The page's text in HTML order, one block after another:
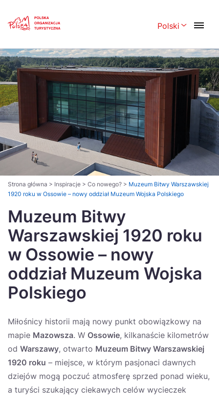
Polski
Polski English
Česká
Dansk Deutsch
Español Français
Italiano Magyar
Nederlands 日本語
Português Norsk
Україна
Zamknij
Strona główna > Inspiracje > Co nowego? > Muzeum Bitwy Warszawskiej
1920 roku w Ossowie – nowy oddział Muzeum Wojska Polskiego
Muzeum Bitwy
Warszawskiej 1920 roku
w Ossowie – nowy
oddział Muzeum Wojska
Polskiego
Miłośnicy historii mają nowy punkt obowiązkowy na
mapie Mazowsza. W Ossowie, kilkanaście kilometrów
od Warszawy, otwarto Muzeum Bitwy Warszawskiej
1920 roku – miejsce, w którym pasjonaci dawnych
dziejów mogą poczuć atmosferę sprzed ponad wieku,
a turyści szukający ciekawych celów wycieczek